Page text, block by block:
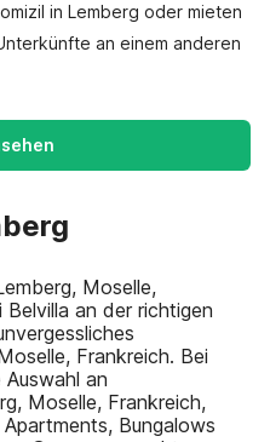
in Lemberg oder mieten
an einem anderen
Moselle,
an der richtigen
Frankreich. Bei
an
Moselle, Frankreich,
Bungalows